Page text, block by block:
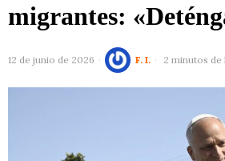
migrantes:
12 de junio de 2026 F. I. 2 minutos de